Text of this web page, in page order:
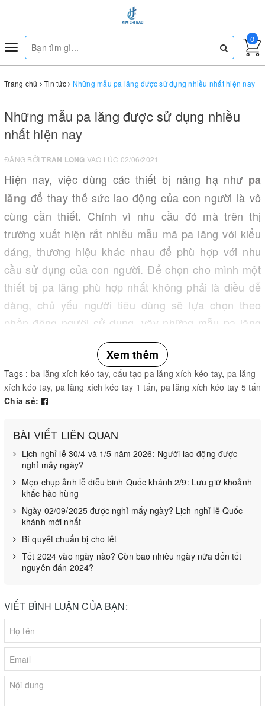
Toggle
navigation
0
Trang chủ Tin tức Những mẫu pa lăng được sử dụng nhiều nhất hiện nay
Những mẫu pa lăng được sử dụng nhiều
nhất hiện nay
ĐĂNG BỞITRẦN LONG VÀO LÚC 02/06/2021
Hiện nay, việc dùng các thiết bị nâng hạ như pa
lăngđể thay thế sức lao động của con người là vô
cùng cần thiết. Chính vì nhu cầu đó mà trên thị
trường xuất hiện rất nhiều mẫu mã pa lăng với kiểu
dáng, thương hiệu khác nhau để phù hợp với nhu
cầu sử dụng của con người. Để chọn cho mình một
thiết bị pa lăng phù hợp nhất không phải là điều dễ
dàng, chủ yếu người tiêu dùng sẽ lựa chọn theo
phần đông người sử dụng, vậy những mẫu pa lăng
nào đang được ưa chuộng và sử dụng nhiều nhất?
Kim Chí Bảocó nhiều kinh nghiệm về pa lăng
tìm hiểu điều này nhé!
Pa lăng xích kéo taylà một thiết bị pa lăng được
dùng theo đúng như tên gọi của nó được dùng bằng
sức người. Pa lăng xích kéo tay có rất nhiều loại với
nhiều tải trọng nâng hạ khác nhau 0.5 tấn, 1 tấn, 2
tấn…đến vài chục tấn, thiết bị pa lăng xích kéo tay
dùng sức người làm nguồn động lực chính để nâng
hạ, ứng dụng cho việc vận chuyển các hàng hóa có
trọng lượng lớn một cách đơn giản và dễ dàng nhất.
Xem thêm
Tags : ba lăng xích kéo tay,cấu tạo pa lăng xích kéo tay, pa lăng
xích kéo tay, pa lăng xích kéo tay 1 tấn, pa lăng xích kéo tay 5 tấn
Chia sẻ:
BÀI VIẾT LIÊN QUAN
Lịch nghỉ lễ 30/4 và 1/5 năm 2026: Người lao động được
nghỉ mấy ngày?
Mẹo chụp ảnh lễ diễu binh Quốc khánh 2/9: Lưu giữ khoảnh
khắc hào hùng
Ngày 02/09/2025 được nghỉ mấy ngày? Lịch nghỉ lễ Quốc
khánh mới nhất
Bí quyết chuẩn bị cho tết
Tết 2024 vào ngày nào? Còn bao nhiêu ngày nữa đến tết
nguyên đán 2024?
VIẾT BÌNH LUẬN CỦA BẠN: